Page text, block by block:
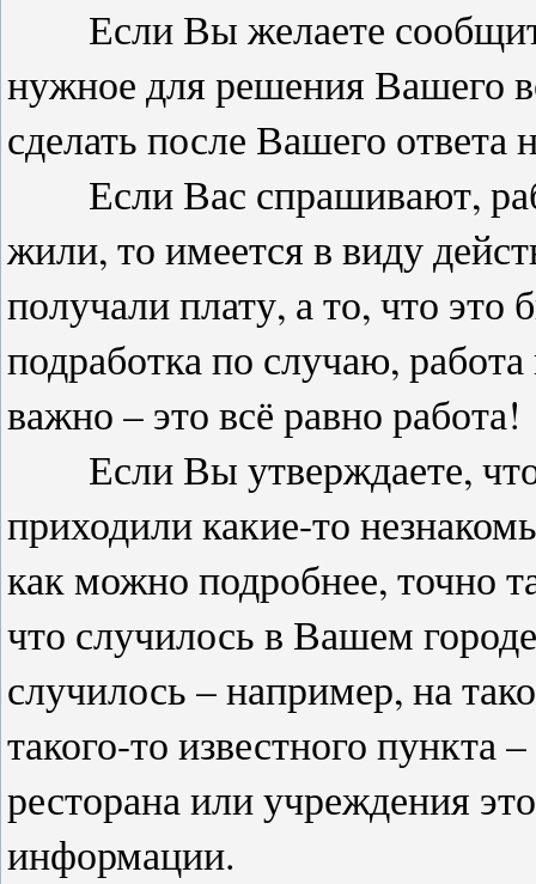
Если Вы желаете
нужное для решения Вашего
сделать после Вашего ответа
Если Вас спрашивают,
жили, то имеется в виду
получали плату, а то, что это
подработка по случаю,
важно – это всё равно работа!
Если Вы утверждаете,
приходили какие-то
как можно подробнее, точно
что случилось в Вашем
случилось – например, на
такого-то известного пункта
ресторана или учреждения
информации.